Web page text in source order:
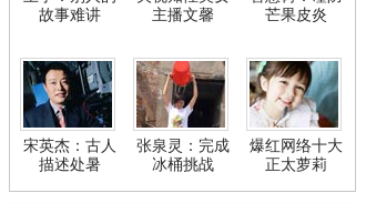
故事难讲
主播文馨
芒果皮炎
宋英杰：古人
描述处暑
张泉灵：完成
冰桶挑战
爆红网络十大
正太萝莉